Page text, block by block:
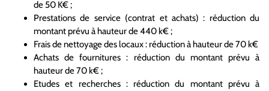
de 50 K€ ;
Prestations de service (contrat et achats) : réduction du
montant prévu à hauteur de 440 k€ ;
Frais de nettoyage des locaux : réduction à hauteur de 70 k€
Achats de fournitures : réduction du montant prévu à
hauteur de 70 k€ ;
Etudes et recherches : réduction du montant prévu à